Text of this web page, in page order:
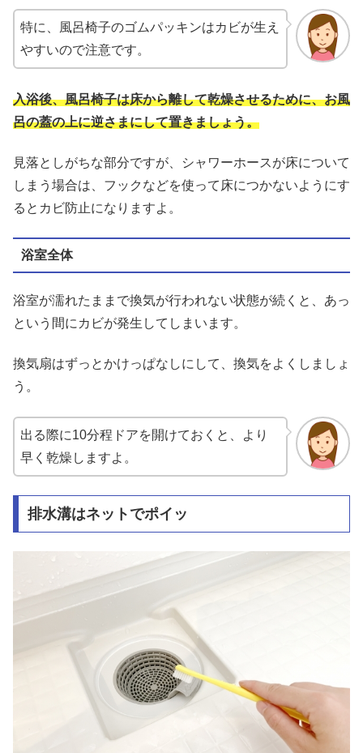
特に、風呂椅子のゴムパッキンはカビが生え
やすいので注意です。
入浴後、風呂椅子は床から離して乾燥させるために、お風
呂の蓋の上に逆さまにして置きましょう。
見落としがちな部分ですが、シャワーホースが床について
しまう場合は、フックなどを使って床につかないようにす
るとカビ防止になりますよ。
浴室全体
浴室が濡れたままで換気が行われない状態が続くと、あっ
という間にカビが発生してしまいます。
換気扇はずっとかけっぱなしにして、換気をよくしましょ
う。
出る際に10分程ドアを開けておくと、より
早く乾燥しますよ。
排水溝はネットでポイッ